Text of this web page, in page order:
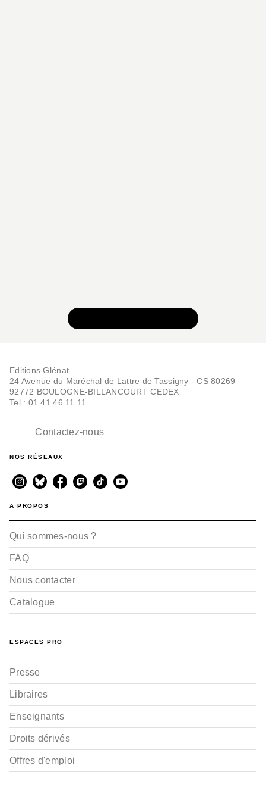
Editions Glénat
24 Avenue du Maréchal de Lattre de Tassigny - CS 80269
92772 BOULOGNE-BILLANCOURT CEDEX
Tel : 01.41.46.11.11
Contactez-nous
NOS RÉSEAUX
A PROPOS
Qui sommes-nous ?
FAQ
Nous contacter
Catalogue
ESPACES PRO
Presse
Libraires
Enseignants
Droits dérivés
Offres d'emploi